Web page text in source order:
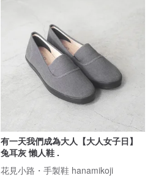
有一天我們成為大人【大人女子日】
兔耳灰 懶人鞋 .
花見小路・手製鞋 hanamikoji